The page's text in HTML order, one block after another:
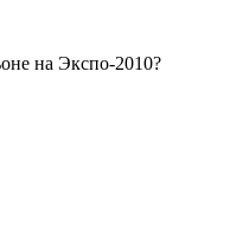
на Экспо-2010?